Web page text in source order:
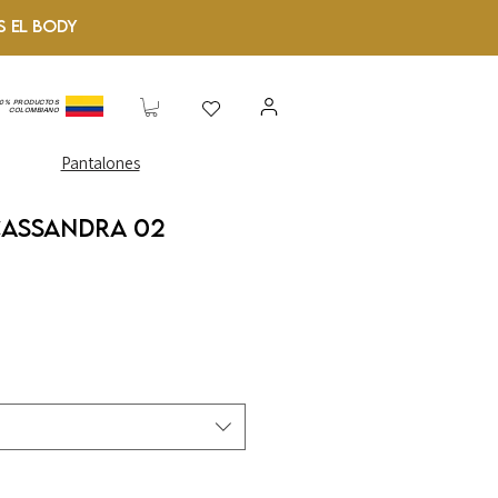
el Body
PRODUCTOS
COLOMBIANO
Pantalones
02